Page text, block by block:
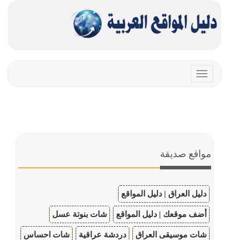
Toggle
navigation
مواقع صديقة
دليل العراق | دليل المواقع
أضف موقعك | دليل المواقع شات بنوتة عسل
شات موسيقى العراق دردشة عراقية شات احساس